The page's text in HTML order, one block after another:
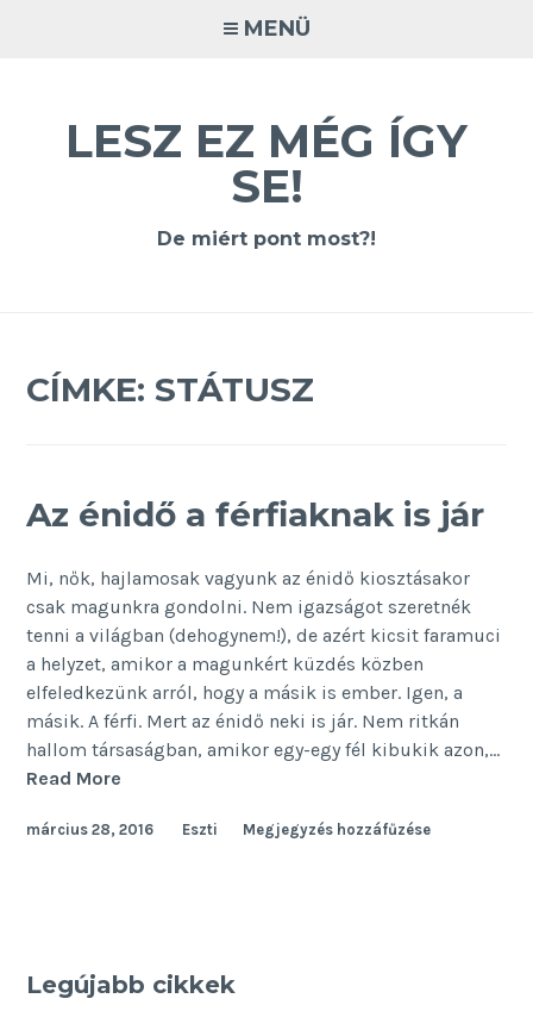
MENÜ
LESZ EZ MÉG ÍGY
SE!
De miért pont most?!
CÍMKE:STÁTUSZ
Az énidő a férfiaknak is jár
Mi, nők, hajlamosak vagyunk az énidő kiosztásakor
csak magunkra gondolni. Nem igazságot szeretnék
tenni a világban (dehogynem!), de azért kicsit faramuci
a helyzet, amikor a magunkért küzdés közben
elfeledkezünk arról, hogy a másik is ember. Igen, a
másik. A férfi. Mert az énidő neki is jár. Nem ritkán
hallom társaságban, amikor egy-egy fél kibukik azon,…
Read More
a
március 28, 2016 Eszti Megjegyzés hozzáfűzése
Legújabb cikkek